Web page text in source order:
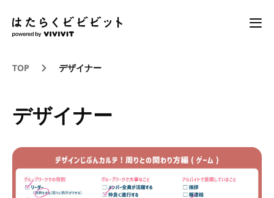
TOP デザイナー
デザイナー